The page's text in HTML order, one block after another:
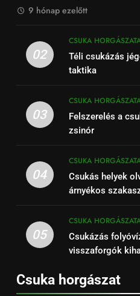
9 hónap ezelőtt
02
CSUKA
Téli csukázás
taktika
03
CSUKA
Felszerelés a
zsinór
04
CSUKA
Csukás helyek
árnyékos
05
CSUKA
Csukázás
visszaforgók
Csuka horgászat